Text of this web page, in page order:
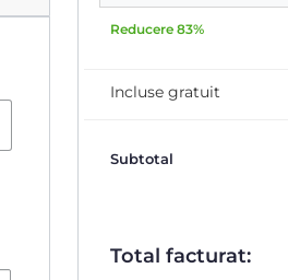
Reducere 83%
Incluse gratuit
Subtotal
Total facturat: